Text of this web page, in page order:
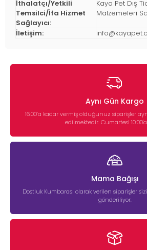
İthalatçı/Yetkili
Temsilci/İfa Hizmet
Sağlayıcı:
Kaya Pet Dış
Malzemeleri
İletişim:
Aynı Gün Kargo
16:00’a kadar vermiş olduğunuz siparişler
edilmektedir. Cumartesi
Mama Bağışı
Dostluk Kumbarası olarak verilen siparişler
gönderiliyor.